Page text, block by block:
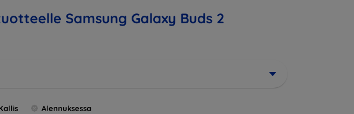
Samsung Galaxy Buds 2
Alennuksessa